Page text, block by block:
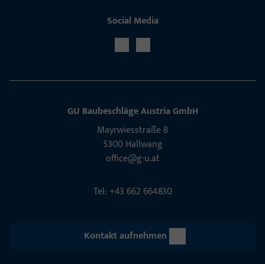
Social Media
GU Baubeschläge Aus­tria GmbH
Mayrwies­straße 8
5300 Hall­wang
office@g-u.at
Tel: +43 662 664830
Kontakt aufnehmen